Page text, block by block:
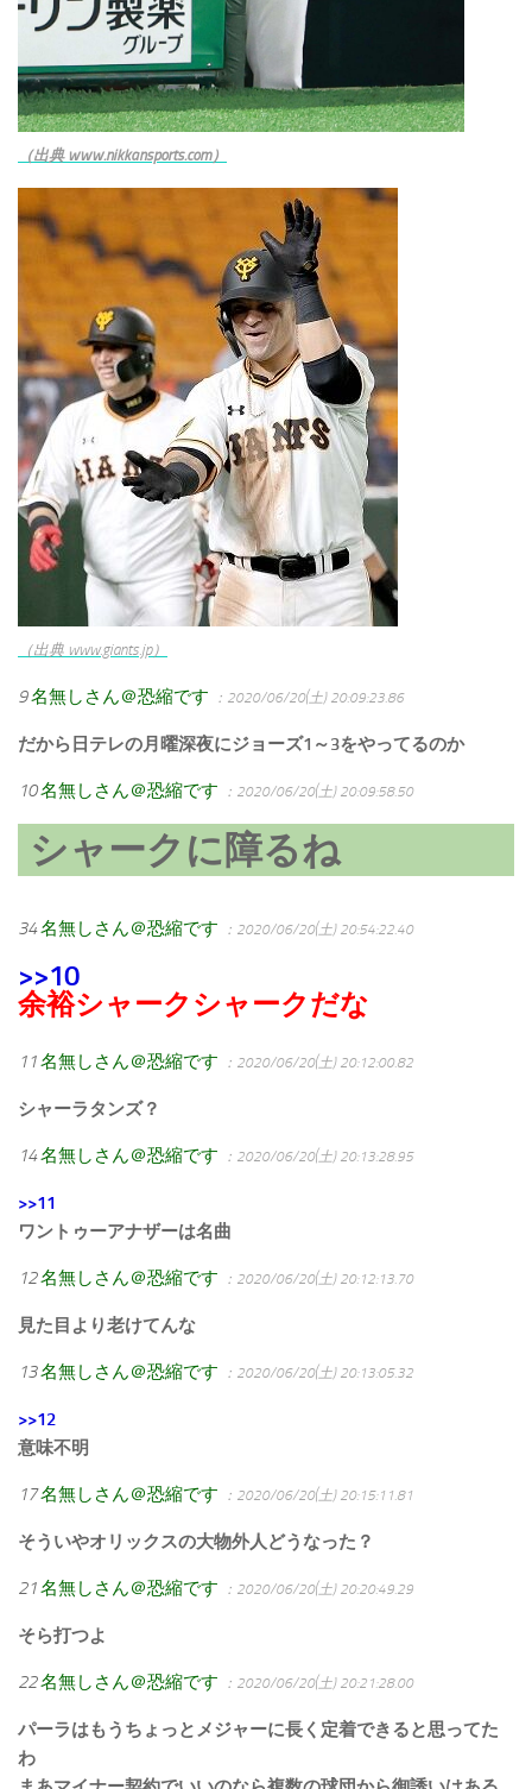
（出典 www.nikkansports.com）
（出典 www.giants.jp）
9名無しさん＠恐縮です ：2020/06/20(土) 20:09:23.86
だから日テレの月曜深夜にジョーズ1～3をやってるのか
10名無しさん＠恐縮です ：2020/06/20(土) 20:09:58.50
シャークに障るね
34名無しさん＠恐縮です ：2020/06/20(土) 20:54:22.40
>>10
余裕シャークシャークだな
11名無しさん＠恐縮です ：2020/06/20(土) 20:12:00.82
シャーラタンズ？
14名無しさん＠恐縮です ：2020/06/20(土) 20:13:28.95
>>11
ワントゥーアナザーは名曲
12名無しさん＠恐縮です ：2020/06/20(土) 20:12:13.70
見た目より老けてんな
13名無しさん＠恐縮です ：2020/06/20(土) 20:13:05.32
>>12
意味不明
17名無しさん＠恐縮です ：2020/06/20(土) 20:15:11.81
そういやオリックスの大物外人どうなった？
21名無しさん＠恐縮です ：2020/06/20(土) 20:20:49.29
そら打つよ
22名無しさん＠恐縮です ：2020/06/20(土) 20:21:28.00
パーラはもうちょっとメジャーに長く定着できると思ってた
わ